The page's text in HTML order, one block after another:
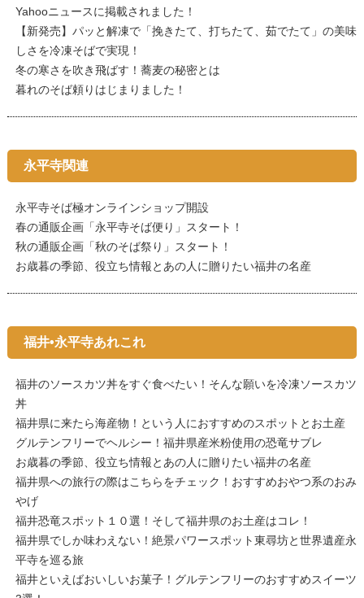
Yahooニュースに掲載されました！
【新発売】パッと解凍で「挽きたて、打ちたて、茹でたて」の美味
しさを冷凍そばで実現！
冬の寒さを吹き飛ばす！蕎麦の秘密とは
暮れのそば頼りはじまりました！
永平寺関連
永平寺そば極オンラインショップ開設
春の通販企画「永平寺そば便り」スタート！
秋の通販企画「秋のそば祭り」スタート！
お歳暮の季節、役立ち情報とあの人に贈りたい福井の名産
福井•永平寺あれこれ
福井のソースカツ丼をすぐ食べたい！そんな願いを冷凍ソースカツ
丼
福井県に来たら海産物！という人におすすめのスポットとお土産
グルテンフリーでヘルシー！福井県産米粉使用の恐竜サブレ
お歳暮の季節、役立ち情報とあの人に贈りたい福井の名産
福井県への旅行の際はこちらをチェック！おすすめおやつ系のおみ
やげ
福井恐竜スポット１０選！そして福井県のお土産はコレ！
福井県でしか味わえない！絶景パワースポット東尋坊と世界遺産永
平寺を巡る旅
福井といえばおいしいお菓子！グルテンフリーのおすすめスイーツ